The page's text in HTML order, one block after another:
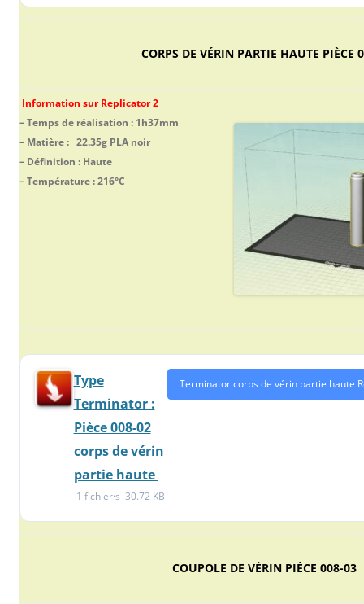
CORPS DE VÉRIN PARTIE HAUTE PIÈCE
Information sur Replicator 2
– Temps de réalisation : 1h37mm
– Matière : 22.35g PLA noir
– Définition : Haute
– Température : 216°C
Type
Terminator :
Pièce 008-02
corps de vérin
partie haute
1 fichier·s 30.72 KB
Terminator corps de vérin partie haute
COUPOLE DE VÉRIN PIÈCE 008-03